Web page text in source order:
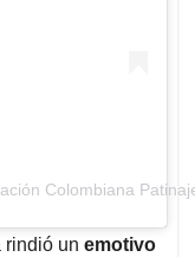
Colombiana
rindió un emotivo